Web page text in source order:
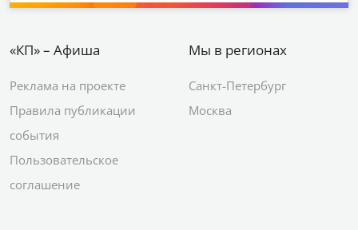
«КП» – Афиша
Реклама на проекте
Правила публикации
события
Пользовательское
соглашение
Мы в регионах
Санкт-Петербург
Москва